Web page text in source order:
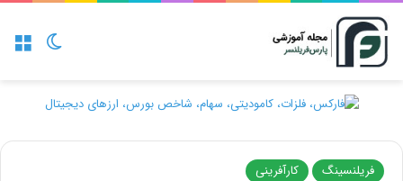
تغییر
فریلنسینگ کارآفرینی